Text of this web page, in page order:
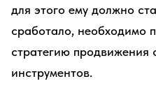
для этого ему должно
сработало, необходимо
стратегию продвижения
инструментов.